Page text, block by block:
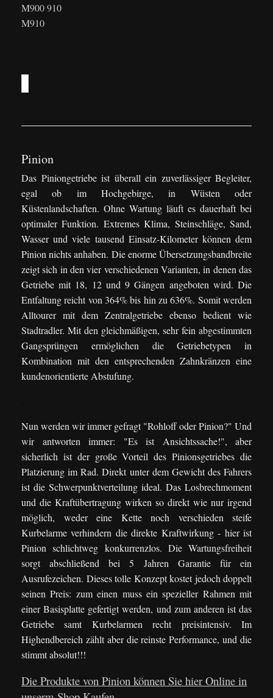
M900 910
M910
Pinion
Das Piniongetriebe ist überall ein zuverlässiger Begleiter,
egal ob im Hochgebirge, in Wüsten oder
Küstenlandschaften. Ohne Wartung läuft es dauerhaft bei
optimaler Funktion. Extremes Klima, Steinschläge, Sand,
Wasser und viele tausend Einsatz-Kilometer können dem
Pinion nichts anhaben. Die enorme Übersetzungsbandbreite
zeigt sich in den vier verschiedenen Varianten, in denen das
Getriebe mit 18, 12 und 9 Gängen angeboten wird. Die
Entfaltung reicht von 364% bis hin zu 636%. Somit werden
Alltourer mit dem Zentralgetriebe ebenso bedient wie
Stadtradler. Mit den gleichmäßigen, sehr fein abgestimmten
Gangsprüngen ermöglichen die Getriebetypen in
Kombination mit den entsprechenden Zahnkränzen eine
kundenorientierte Abstufung.
Nun werden wir immer gefragt "Rohloff oder Pinion?" Und
wir antworten immer: "Es ist Ansichtssache!", aber
sicherlich ist der große Vorteil des Pinionsgetriebes die
Platzierung im Rad. Direkt unter dem Gewicht des Fahrers
ist die Schwerpunktverteilung ideal. Das Losbrechmoment
und die Kraftübertragung wirken so direkt wie nur irgend
möglich, weder eine Kette noch verschieden steife
Kurbelarme verhindern die direkte Kraftwirkung - hier ist
Pinion schlichtweg konkurrenzlos. Die Wartungsfreiheit
sorgt abschließend bei 5 Jahren Garantie für ein
Ausrufezeichen. Dieses tolle Konzept kostet jedoch doppelt
seinen Preis: zum einen muss ein spezieller Rahmen mit
einer Basisplatte gefertigt werden, und zum anderen ist das
Getriebe samt Kurbelarmen recht preisintensiv. Im
Highendbereich zählt aber die reinste Performance, und die
stimmt absolut!!!
Die Produkte von Pinion können Sie hier Online in